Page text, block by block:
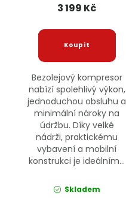
3 199 Kč
Bezolejový kompresor
nabízí spolehlivý výkon,
jednoduchou obsluhu a
minimální nároky na
údržbu. Díky velké
nádrži, praktickému
vybavení a mobilní
konstrukci je ideálním...
Skladem